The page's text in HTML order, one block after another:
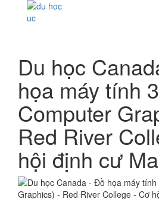
Du học
họa máy tính
Computer
Red River
hội định cư